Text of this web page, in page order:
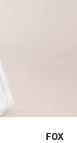
FOX